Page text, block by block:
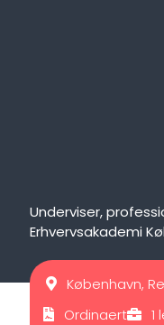
Underviser,
Erhvervsakademi
København,
Ordinaert
1